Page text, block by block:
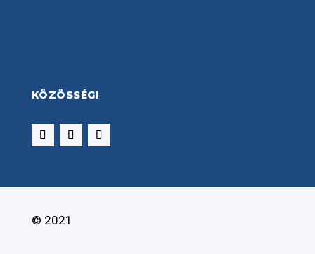
KÖZÖSSÉGI
© 2021